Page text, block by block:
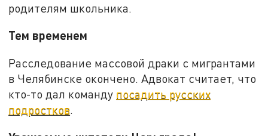
родителям школьника.
Тем временем
Расследование массовой драки с мигрантами
в Челябинске окончено. Адвокат считает, что
кто-то дал команду посадить русских
подростков.